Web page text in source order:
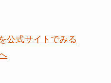
公式サイトでみる